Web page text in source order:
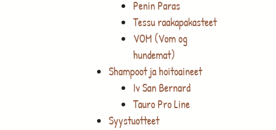
Penin Paras
Tessu raakapakasteet
VOM (Vom og
hundemat)
Shampoot ja hoitoaineet
Iv San Bernard
Tauro Pro Line
Syystuotteet